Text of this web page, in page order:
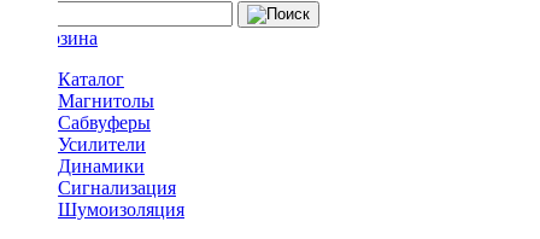
Каталог
Магнитолы
Сабвуферы
Усилители
Динамики
Сигнализация
Шумоизоляция